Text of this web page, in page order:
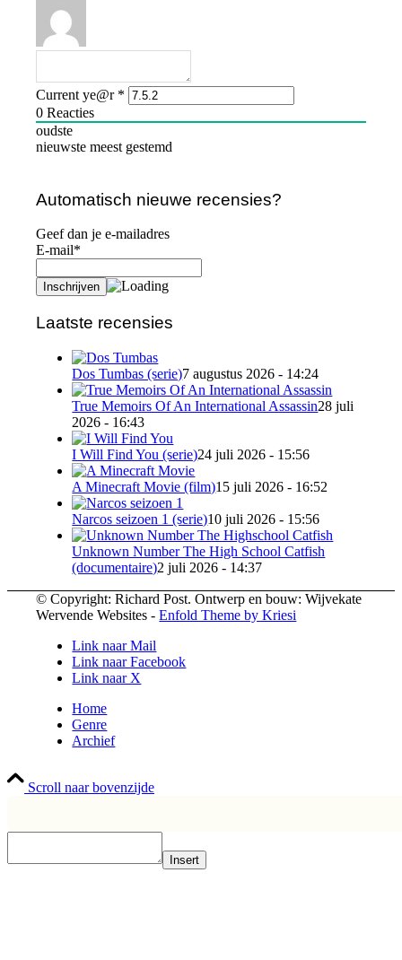
Current ye@r *
0 Reacties
oudste
nieuwste meest gestemd
Automatisch nieuwe recensies?
Geef dan je e-mailadres
E-mail*
Laatste recensies
Dos Tumbas (serie)7 augustus 2026 - 14:24
True Memoirs Of An International Assassin28 juli
2026 - 16:43
I Will Find You (serie)24 juli 2026 - 15:56
A Minecraft Movie (film)15 juli 2026 - 16:52
Narcos seizoen 1 (serie)10 juli 2026 - 15:56
Unknown Number The High School Catfish
(documentaire)2 juli 2026 - 14:37
© Copyright: Richard Post. Ontwerp en bouw: Wijvekate
Wervende Websites -Enfold Theme by Kriesi
Link naar Mail
Link naar Facebook
Link naar X
Home
Genre
Archief
Scroll naar bovenzijde
Insert